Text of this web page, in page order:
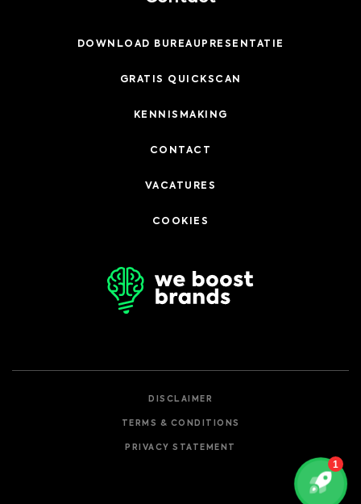
DOWNLOAD BUREAUPRESENTATIE
GRATIS QUICKSCAN
KENNISMAKING
CONTACT
VACATURES
COOKIES
DISCLAIMER
TERMS & CONDITIONS
PRIVACY STATEMENT